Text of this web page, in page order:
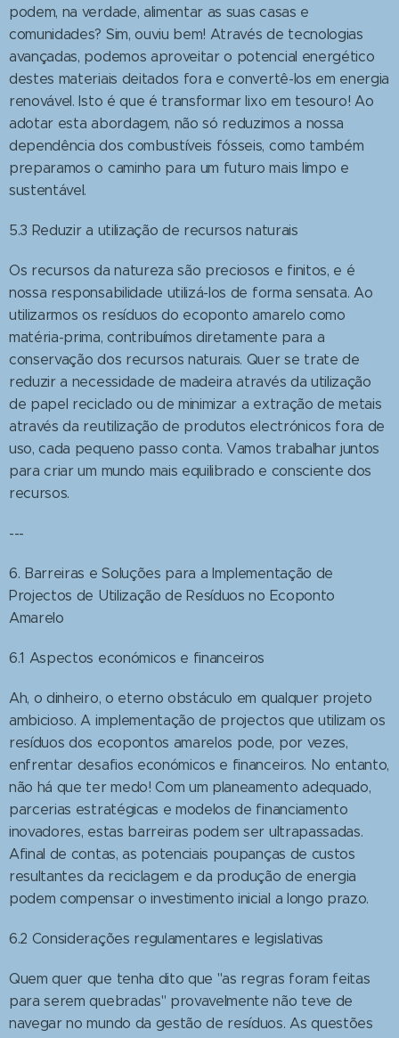
podem, na verdade, alimentar as suas casas e
comunidades? Sim, ouviu bem! Através de tecnologias
avançadas, podemos aproveitar o potencial energético
destes materiais deitados fora e convertê-los em energia
renovável. Isto é que é transformar lixo em tesouro! Ao
adotar esta abordagem, não só reduzimos a nossa
dependência dos combustíveis fósseis, como também
preparamos o caminho para um futuro mais limpo e
sustentável.
5.3 Reduzir a utilização de recursos naturais
Os recursos da natureza são preciosos e finitos, e é
nossa responsabilidade utilizá-los de forma sensata. Ao
utilizarmos os resíduos do ecoponto amarelo como
matéria-prima, contribuímos diretamente para a
conservação dos recursos naturais. Quer se trate de
reduzir a necessidade de madeira através da utilização
de papel reciclado ou de minimizar a extração de metais
através da reutilização de produtos electrónicos fora de
uso, cada pequeno passo conta. Vamos trabalhar juntos
para criar um mundo mais equilibrado e consciente dos
recursos.
---
6. Barreiras e Soluções para a Implementação de
Projectos de Utilização de Resíduos no Ecoponto
Amarelo
6.1 Aspectos económicos e financeiros
Ah, o dinheiro, o eterno obstáculo em qualquer projeto
ambicioso. A implementação de projectos que utilizam os
resíduos dos ecopontos amarelos pode, por vezes,
enfrentar desafios económicos e financeiros. No entanto,
não há que ter medo! Com um planeamento adequado,
parcerias estratégicas e modelos de financiamento
inovadores, estas barreiras podem ser ultrapassadas.
Afinal de contas, as potenciais poupanças de custos
resultantes da reciclagem e da produção de energia
podem compensar o investimento inicial a longo prazo.
6.2 Considerações regulamentares e legislativas
Quem quer que tenha dito que "as regras foram feitas
para serem quebradas" provavelmente não teve de
navegar no mundo da gestão de resíduos. As questões